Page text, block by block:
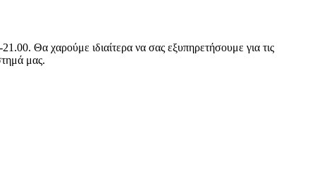
Θα χαρούμε ιδιαίτερα να σας εξυπηρετήσουμε για τις
μας.